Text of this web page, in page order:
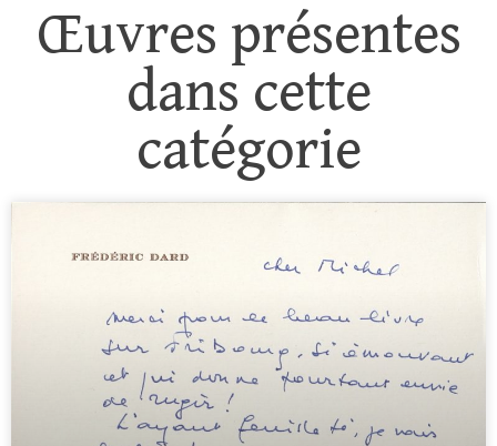
Œuvres présentes
dans cette
catégorie